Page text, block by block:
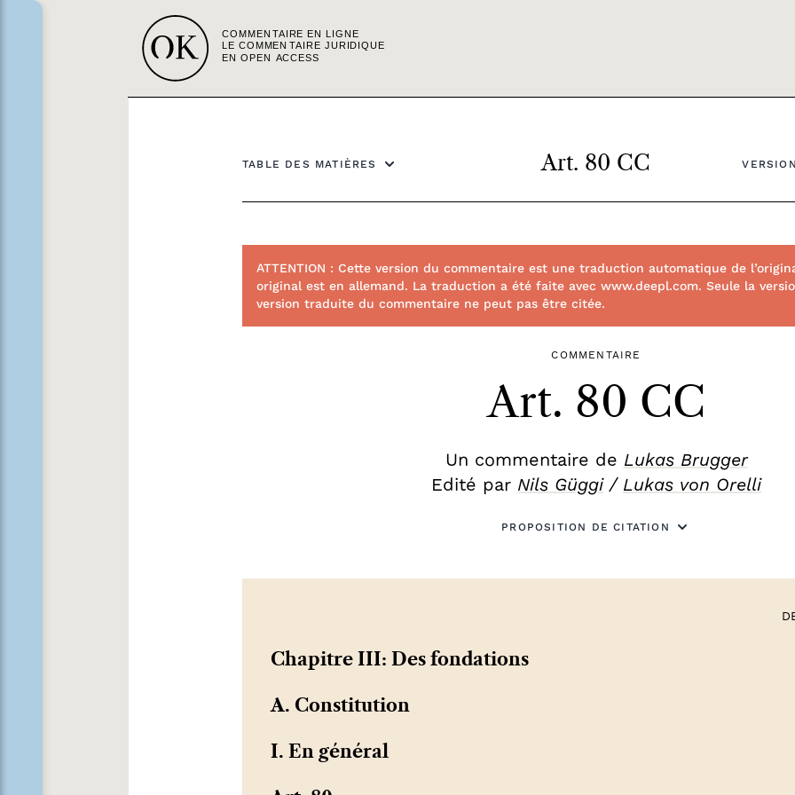
TABLE DES MATIÈRES Art. 80 CC
ATTENTION : Cette version du commentaire est une traduction automatique de
original est en allemand. La traduction a été faite avec www.deepl.com. Seule la
version traduite du commentaire ne peut pas être citée.
COMMENTAIRE
Art. 80 CC
Un commentaire de Lukas Brugger
Edité par Nils Güggi/ Lukas von Orelli
PROPOSITION DE CITATION
Chapitre III: Des fondations
A. Constitution
I. En général